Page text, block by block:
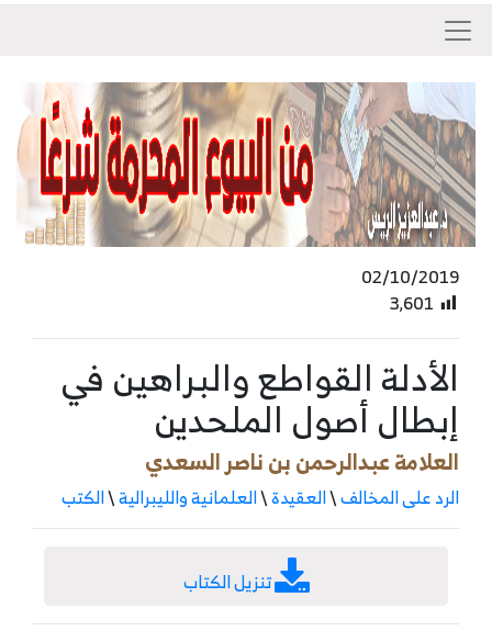
02/10/2019
3٬601
الأدلة القواطع والبراهين في
إبطال أصول الملحدين
العلامة عبدالرحمن بن ناصر السعدي
الرد على المخالف\العقيدة\العلمانية والليبرالية\الكتب
تنزيل الكتاب